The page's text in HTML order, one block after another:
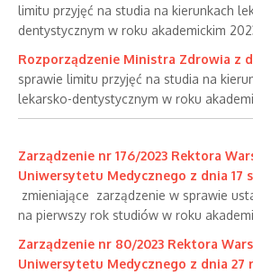
limitu przyjęć na studia na kierunkach
dentystycznym w roku akademickim
Rozporządzenie Ministra Zdrowia z
sprawie limitu przyjęć na studia na
lekarsko-dentystycznym w roku
Zarządzenie nr 176/2023 Rektora
Uniwersytetu Medycznego z dnia 17
zmieniające zarządzenie w sprawie
na pierwszy rok studiów w roku
Zarządzenie nr 80/2023 Rektora
Uniwersytetu Medycznego z dnia 27